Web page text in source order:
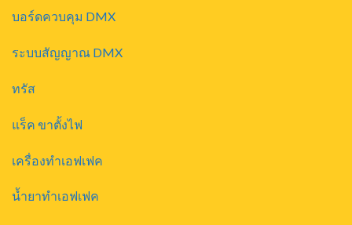
บอร์ดควบคุม DMX
ระบบสัญญาณ DMX
ทรัส
แร็ค ขาตั้งไฟ
เครื่องทำเอฟเฟค
น้ำยาทำเอฟเฟค